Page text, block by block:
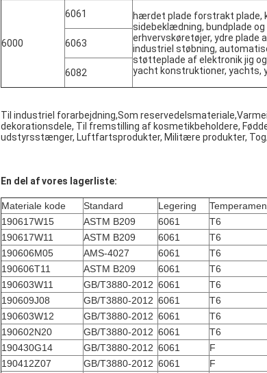
6000
6061
hærdet plade forstrakt plade,
sidebeklædning, bundplade og
erhvervskøretøjer, ydre plade
industriel støbning,
støtteplade af elektronik jig
yacht konstruktioner, yachts,
6063
6082
Til industriel forarbejdning,Som
dekorationsdele, Til fremstilling af kosmetikbeholdere,
udstyrsstænger, Luftfartsprodukter, Militære produkter,
En del af vores lagerliste:
Materiale kode Standard Legering
190617W15
ASTM B209 6061 T6
190617W11
ASTM B209 6061 T6
190606M05
AMS-4027 6061 T6
190606T11
ASTM B209 6061 T6
190603W11
GB/T3880-2012 6061 T6
190609J08
GB/T3880-2012 6061 T6
190603W12
GB/T3880-2012 6061 T6
190602N20
GB/T3880-2012 6061 T6
190430G14
GB/T3880-2012 6061 F
190412Z07
GB/T3880-2012 6061 F